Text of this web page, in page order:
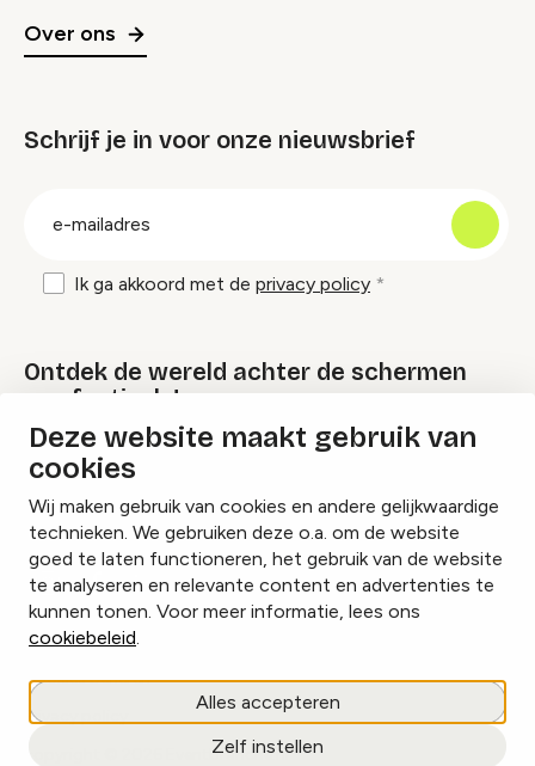
Deze website maakt gebruik van
cookies
Wij maken gebruik van cookies en andere gelijkwaardige
technieken. We gebruiken deze o.a. om de website
goed te laten functioneren, het gebruik van de website
te analyseren en relevante content en advertenties te
kunnen tonen. Voor meer informatie, lees ons
cookiebeleid.
Alles accepteren
Zelf instellen
Over ons
Schrijf je in voor onze nieuwsbrief
Ik ga akkoord met de privacy policy
Ontdek de wereld achter de schermen
van festivals!
Lees onze Festival Specials
InstagramFacebookLinkedIn
Cookies beheren
Privacy policy
copyright © 2026 Eventbranche.nl